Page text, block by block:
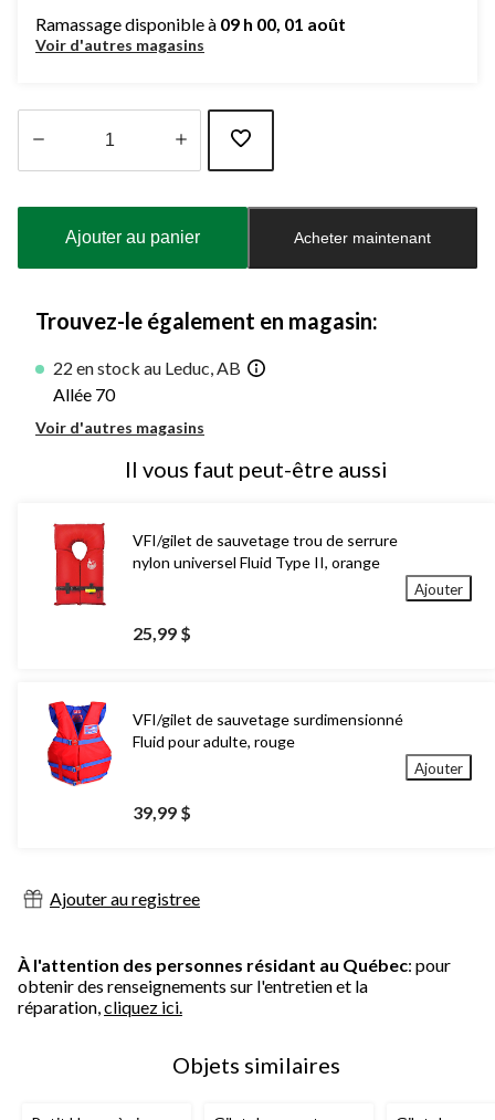
Ramassage disponible à 09 h 00, 01 août
Voir d'autres magasins
à
Ajouter au panier Acheter maintenant
Trouvez-le également en magasin:
22 en stock au Leduc, AB
Allée 70
Voir d'autres magasins
Il vous faut peut-être aussi
VFI/gilet de sauvetage trou de serrure
nylon universel Fluid Type II, orange
25,99 $
Ajouter
VFI/gilet de sauvetage surdimensionné
Fluid pour adulte, rouge
39,99 $
Ajouter
Ajouter au registree
À l'attention des personnes résidant au Québec: pour
obtenir des renseignements sur l'entretien et la
réparation,cliquez ici.
Objets similaires